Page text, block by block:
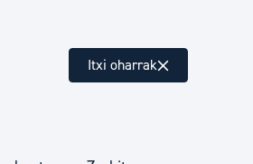
Itxi oharrak